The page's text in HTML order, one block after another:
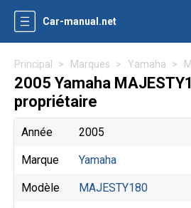
Car-manual.net
Principal Marques Yamaha
2005 Yamaha
propriétaire
Année 2005
Marque Yamaha
Modèle MAJESTY180